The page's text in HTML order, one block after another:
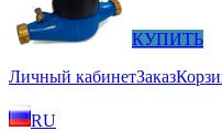
КУПИТЬ
Личный кабинетЗаказ
RU